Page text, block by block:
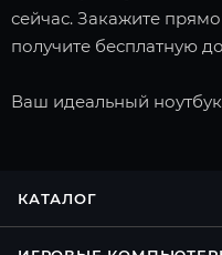
сейчас. Закажите
получите бесплатную
Ваш идеальный
КАТАЛОГ